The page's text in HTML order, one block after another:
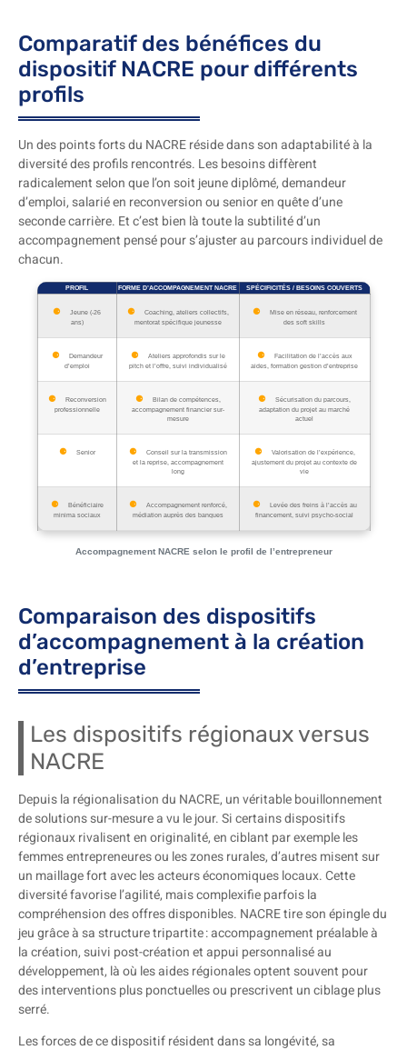
Comparatif des bénéfices du
dispositif NACRE pour différents
profils
Un des points forts du NACRE réside dans son adaptabilité à la
diversité des profils rencontrés. Les besoins diffèrent
radicalement selon que l’on soit jeune diplômé, demandeur
d’emploi, salarié en reconversion ou senior en quête d’une
seconde carrière. Et c’est bien là toute la subtilité d’un
accompagnement pensé pour s’ajuster au parcours individuel de
chacun.
Accompagnement NACRE selon le profil de l’entrepreneur
PROFIL FORME D’ACCOMPAGNEMENT NACRE SPÉCIFICITÉS / BESOINS COUVERTS
Jeune (-26
ans)
Coaching, ateliers collectifs,
mentorat spécifique jeunesse
Mise en réseau, renforcement
des soft skills
Demandeur
d’emploi
Ateliers approfondis sur le
pitch et l’offre, suivi individualisé
Facilitation de l’accès aux
aides, formation gestion d’entreprise
Reconversion
professionnelle
Bilan de compétences,
accompagnement financier sur-
mesure
Sécurisation du parcours,
adaptation du projet au marché
actuel
Senior
Conseil sur la transmission
et la reprise, accompagnement
long
Valorisation de l’expérience,
ajustement du projet au contexte de
vie
Bénéficiaire
minima sociaux
Accompagnement renforcé,
médiation auprès des banques
Levée des freins à l’accès au
financement, suivi psycho-social
Comparaison des dispositifs
d’accompagnement à la création
d’entreprise
Les dispositifs régionaux versus
NACRE
Depuis la régionalisation du NACRE, un véritable bouillonnement
de solutions sur-mesure a vu le jour. Si certains dispositifs
régionaux rivalisent en originalité, en ciblant par exemple les
femmes entrepreneures ou les zones rurales, d’autres misent sur
un maillage fort avec les acteurs économiques locaux. Cette
diversité favorise l’agilité, mais complexifie parfois la
compréhension des offres disponibles. NACRE tire son épingle du
jeu grâce à sa structure tripartite : accompagnement préalable à
la création, suivi post-création et appui personnalisé au
développement, là où les aides régionales optent souvent pour
des interventions plus ponctuelles ou prescrivent un ciblage plus
serré.
Les forces de ce dispositif résident dans sa longévité, sa